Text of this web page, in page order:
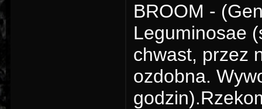
BROOM -
Leguminosae
chwast, przez
ozdobna.